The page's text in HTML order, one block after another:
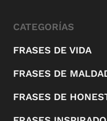
CATEGORÍAS
FRASES DE VIDA
FRASES DE
FRASES DE